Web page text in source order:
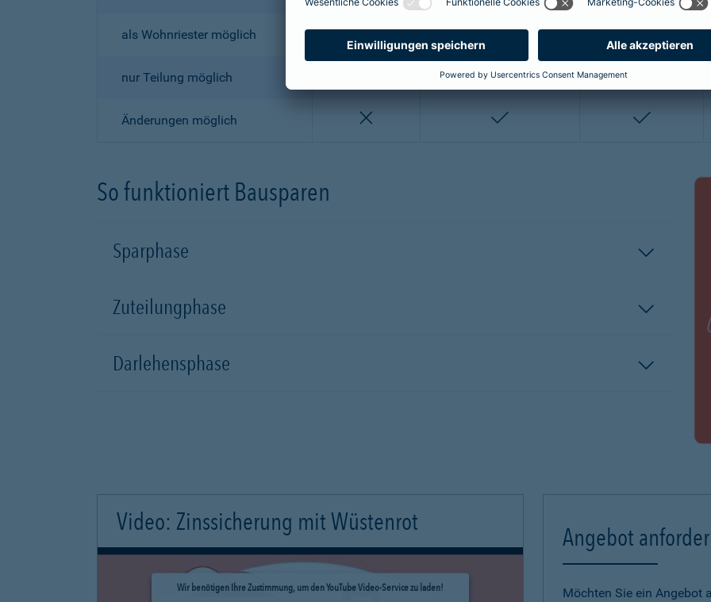
als Wohnriester möglich nicht enthalten nicht enthalten enthalten
nur Teilung möglich nicht enthalten
Änderungen möglich enthalten enthalten
So funktioniert Bausparen
Sparphase
Zuteilungphase
Darlehensphase
Video: Zinssicherung mit Wüstenrot
Wir benötigen Ihre Zustimmung, um den YouTube Video-Service zu laden!
Angebot
Möchten Sie ein Angebot